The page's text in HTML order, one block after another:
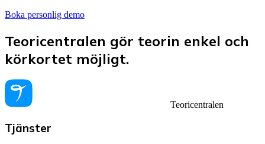
Boka personlig demo
Teoricentralen gör teorin enkel och
körkortet möjligt.
Teoricentralen
Tjänster